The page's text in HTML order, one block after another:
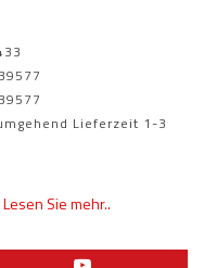
Lieferzeit 1-3
Lesen Sie mehr..